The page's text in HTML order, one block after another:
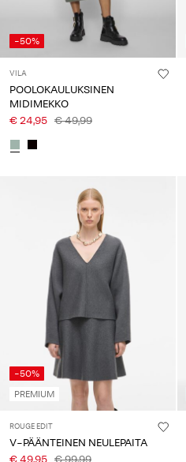
-50%
VILA
POOLOKAULUKSINEN
MIDIMEKKO
€ 24,95 € 49,99
-50%
PREMIUM
ROUGE EDIT
V-PÄÄNTEINEN NEULEPAITA